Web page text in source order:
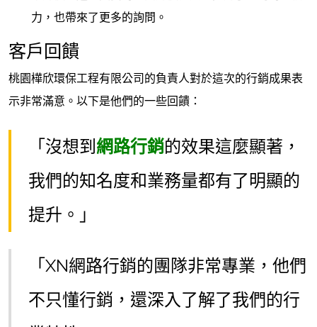
力，也帶來了更多的詢問。
客戶回饋
桃園樺欣環保工程有限公司的負責人對於這次的行銷成果表
示非常滿意。以下是他們的一些回饋：
「沒想到 網路行銷的效果這麼顯著，
我們的知名度和業務量都有了明顯的
提升。」
「XN網路行銷的團隊非常專業，他們
不只懂行銷，還深入了解了我們的行